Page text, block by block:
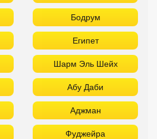
Бодрум
Египет
Шарм Эль Шейх
Абу Даби
Аджман
Фуджейра